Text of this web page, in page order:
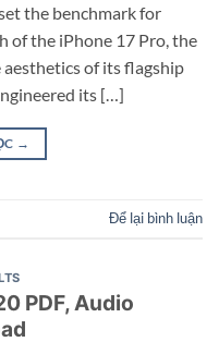
the benchmark for
of the iPhone 17 Pro, the
of its flagship
its […]
→
Để lại bình luận
PDF, Audio